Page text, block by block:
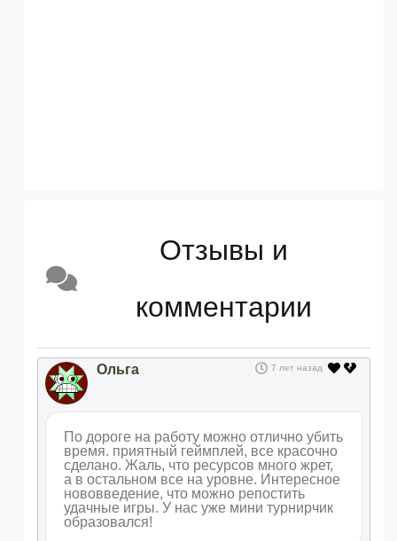
Отзывы и
комментарии
Ольга 7 лет назад
По дороге на работу можно отлично убить
время. приятный геймплей, все красочно
сделано. Жаль, что ресурсов много жрет,
а в остальном все на уровне. Интересное
нововведение, что можно репостить
удачные игры. У нас уже мини турнирчик
образовался!